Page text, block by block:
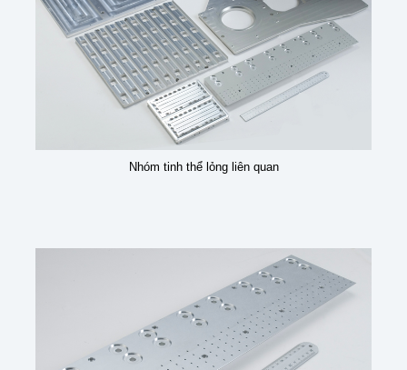
Nhóm tinh thể lỏng liên quan